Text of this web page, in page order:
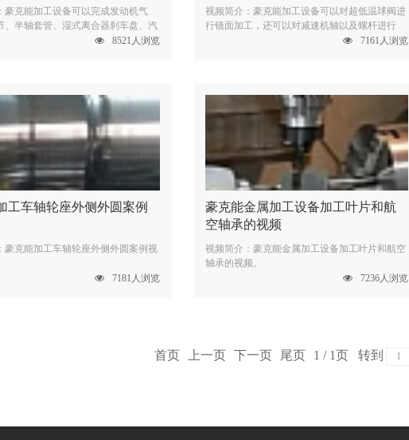
豪克能加工设备可以完成发动机气
、半轴套管、湿式离合器刹车盘、汽
8521人浏览
视频简介：豪克能加工设备可以对超低温球阀进
行镜面加工，还可以对减速机轴以及螺杆进行
7161人浏览
工车轴轮座外侧外圆案例
豪克能加工车轴轮座外侧外圆案例视
7181人浏览
豪克能金属加工设备加工叶片和航
空轴承的视频
视频简介：豪克能金属加工设备加工叶片和航空
轴承的视频。
7236人浏览
首页 上一页 下一页 尾页 1 / 1页 转到